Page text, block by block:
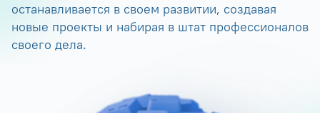
останавливается в своем развитии, создавая
новые проекты и набирая в штат профессионалов
своего дела.